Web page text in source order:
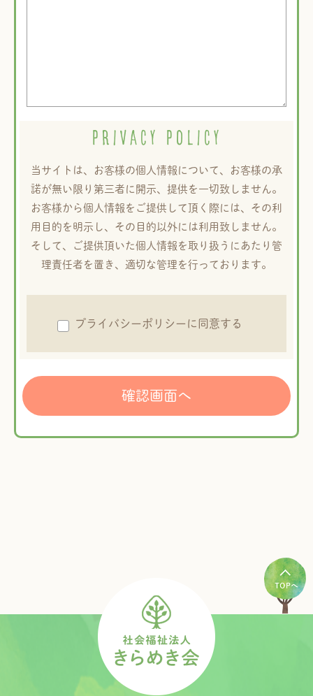
PRIVACY POLICY
当サイトは、お客様の個人情報について、お客様の承
諾が無い限り第三者に開示、提供を一切致しません。
お客様から個人情報をご提供して頂く際には、その利
用目的を明示し、その目的以外には利用致しません。
そして、ご提供頂いた個人情報を取り扱うにあたり管
理責任者を置き、適切な管理を行っております。
プライバシーポリシーに同意する